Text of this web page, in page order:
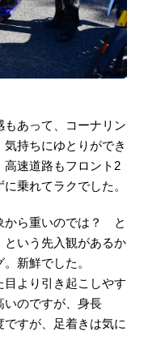
もあって、コーナリン
持ちにゆとりができ
速道路もフロント2
乗れてラクでした。
から重いのでは？ と
いう先入観があるか
新鮮でした。
より引き起こしやす
いのですが、身長
すが、足着きは気に